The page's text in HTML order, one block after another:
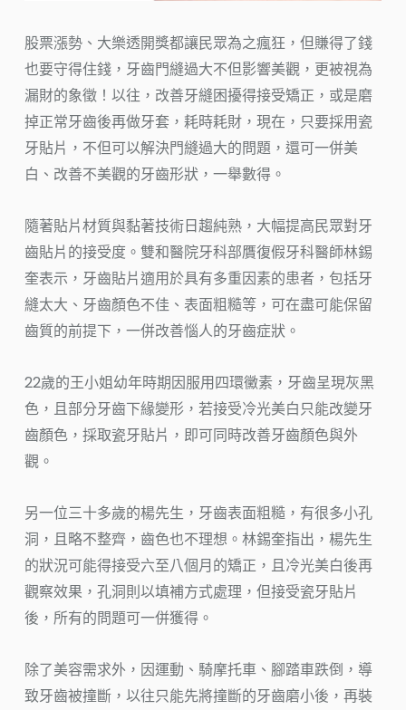
股票漲勢、大樂透開獎都讓民眾為之瘋狂，但賺得了錢
也要守得住錢，牙齒門縫過大不但影響美觀，更被視為
漏財的象徵！以往，改善牙縫困擾得接受矯正，或是磨
掉正常牙齒後再做牙套，耗時耗財，現在，只要採用瓷
牙貼片，不但可以解決門縫過大的問題，還可一併美
白、改善不美觀的牙齒形狀，一舉數得。
隨著貼片材質與黏著技術日趨純熟，大幅提高民眾對牙
齒貼片的接受度。雙和醫院牙科部贋復假牙科醫師林錫
奎表示，牙齒貼片適用於具有多重因素的患者，包括牙
縫太大、牙齒顏色不佳、表面粗糙等，可在盡可能保留
齒質的前提下，一併改善惱人的牙齒症狀。
22歲的王小姐幼年時期因服用四環黴素，牙齒呈現灰黑
色，且部分牙齒下緣變形，若接受冷光美白只能改變牙
齒顏色，採取瓷牙貼片，即可同時改善牙齒顏色與外
觀。
另一位三十多歲的楊先生，牙齒表面粗糙，有很多小孔
洞，且略不整齊，齒色也不理想。林錫奎指出，楊先生
的狀況可能得接受六至八個月的矯正，且冷光美白後再
觀察效果，孔洞則以填補方式處理，但接受瓷牙貼片
後，所有的問題可一併獲得。
除了美容需求外，因運動、騎摩托車、腳踏車跌倒，導
致牙齒被撞斷，以往只能先將撞斷的牙齒磨小後，再裝